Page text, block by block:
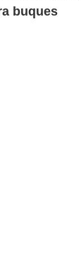
buques